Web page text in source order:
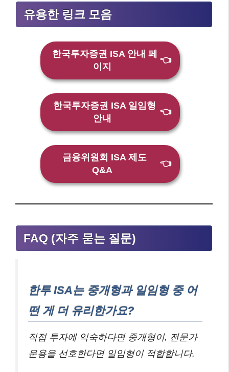
유용한 링크 모음
한국투자증권 ISA 안내 페
이지
👈
한국투자증권 ISA 일임형
안내
👈
금융위원회 ISA 제도
Q&A
👈
FAQ (자주 묻는 질문)
한투 ISA는 중개형과 일임형 중 어
떤 게 더 유리한가요?
직접 투자에 익숙하다면 중개형이, 전문가
운용을 선호한다면 일임형이 적합합니다.